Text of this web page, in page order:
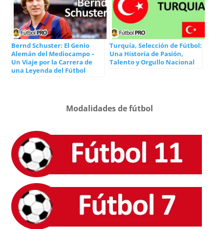
Bernd Schuster: El Genio
Alemán del Mediocampo –
Un Viaje por la Carrera de
una Leyenda del Fútbol
Turquía, Selección de Fútbol:
Una Historia de Pasión,
Talento y Orgullo Nacional
Modalidades de fútbol